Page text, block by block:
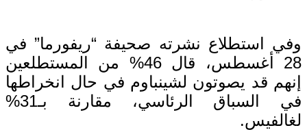
وفي استطلاع نشرته صحيفة “ريفورما” في
28 أغسطس، قال 46% من المستطلعين
إنهم قد يصوتون لشينباوم في حال انخراطها
في السباق الرئاسي، مقارنة بـ31%
لغالفيس.